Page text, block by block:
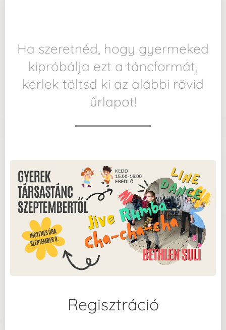
Ha szeretnéd, hogy gyermeked
kipróbálja ezt a táncformát,
kérlek töltsd ki az alábbi rövid
űrlapot!
Regisztráció